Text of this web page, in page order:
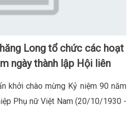
Long tổ chức các hoạt
ngày thành lập Hội liên
khởi chào mừng Kỷ niệm 90 năm
Phụ nữ Việt Nam (20/10/1930 -